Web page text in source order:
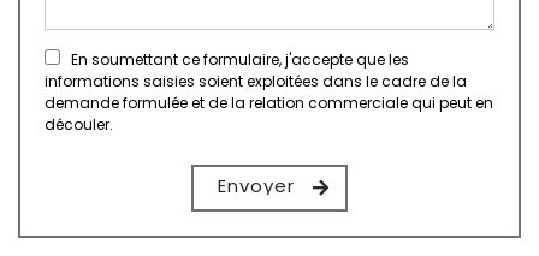
En soumettant ce formulaire, j'accepte que les
informations saisies soient exploitées dans le cadre de la
demande formulée et de la relation commerciale qui peut en
découler.